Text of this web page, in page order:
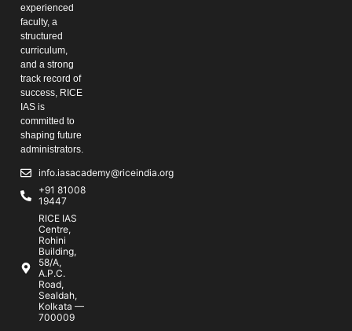
experienced
faculty, a
structured
curriculum,
and a strong
track record of
success, RICE
IAS is
committed to
shaping future
administrators.
info.iasacademy@riceindia.org
+91 81008
19447
RICE IAS
Centre,
Rohini
Building,
58/A,
A.P.C.
Road,
Sealdah,
Kolkata —
700009